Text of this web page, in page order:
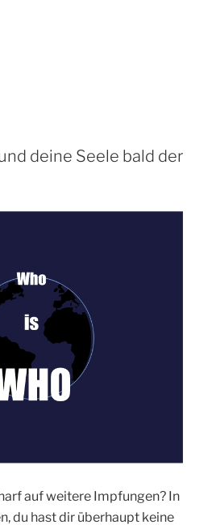
deine Seele bald der
auf weitere Impfungen? In
du hast dir überhaupt keine